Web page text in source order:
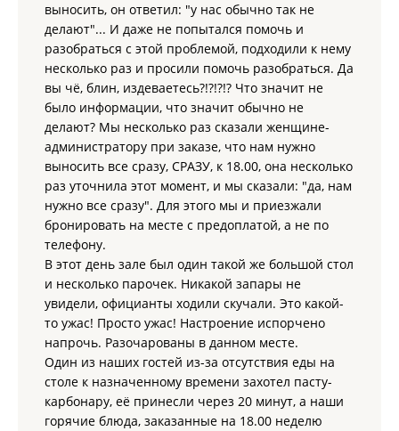
выносить, он ответил: "у нас обычно так не
делают"... И даже не попытался помочь и
разобраться с этой проблемой, подходили к нему
несколько раз и просили помочь разобраться. Да
вы чё, блин, издеваетесь?!?!?!? Что значит не
было информации, что значит обычно не
делают? Мы несколько раз сказали женщине-
администратору при заказе, что нам нужно
выносить все сразу, СРАЗУ, к 18.00, она несколько
раз уточнила этот момент, и мы сказали: "да, нам
нужно все сразу". Для этого мы и приезжали
бронировать на месте с предоплатой, а не по
телефону.
В этот день зале был один такой же большой стол
и несколько парочек. Никакой запары не
увидели, официанты ходили скучали. Это какой-
то ужас! Просто ужас! Настроение испорчено
напрочь. Разочарованы в данном месте.
Один из наших гостей из-за отсутствия еды на
столе к назначенному времени захотел пасту-
карбонару, её принесли через 20 минут, а наши
горячие блюда, заказанные на 18.00 неделю